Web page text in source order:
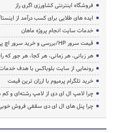
فروشگاه اینترنتی کشاورزی اگری راز
ایده های طلایی برای کسب درآمد از
خدمات سایت انجام پروژه ماهان
قیمت سرور HP/بررسی و خرید سرور اچ پی
هر زبانی، هر زمانی، هر کجا، هر جور که
رونمایی از سایت بلوباکس با هدف
خرید تلگرام پرمیوم با ارزان ترین قیمت
چرا لامپ ال ای دی از لامپ رشته‌ای و
چرا پنل های ال ای دی سقفی فروش خوبی